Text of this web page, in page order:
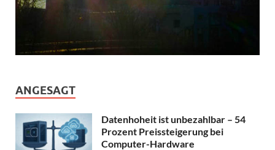
ANGESAGT
Datenhoheit ist unbezahlbar – 54
Prozent Preissteigerung bei
Computer-Hardware